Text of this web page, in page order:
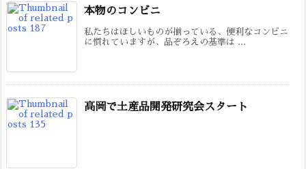
本物のコンビニ
私たちはほしいものが揃っている、便利なコンビニ
に慣れていますが、品ぞろえの基準は ...
高岡で土産品開発研究会スタート